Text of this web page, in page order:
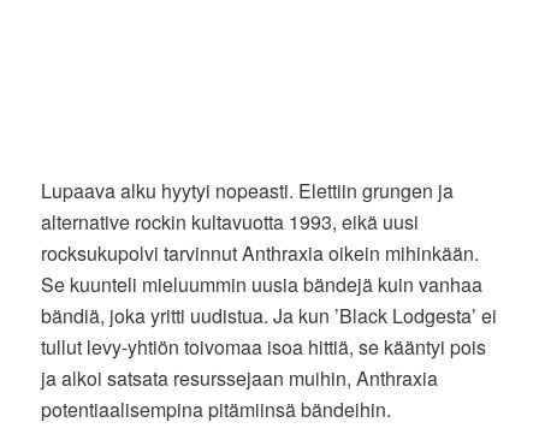
Lupaava alku hyytyi nopeasti. Elettiin grungen ja
alternative rockin kultavuotta 1993, eikä uusi
rocksukupolvi tarvinnut Anthraxia oikein mihinkään.
Se kuunteli mieluummin uusia bändejä kuin vanhaa
bändiä, joka yritti uudistua. Ja kun ’Black Lodgesta’ ei
tullut levy-yhtiön toivomaa isoa hittiä, se kääntyi pois
ja alkoi satsata resurssejaan muihin, Anthraxia
potentiaalisempina pitämiinsä bändeihin.